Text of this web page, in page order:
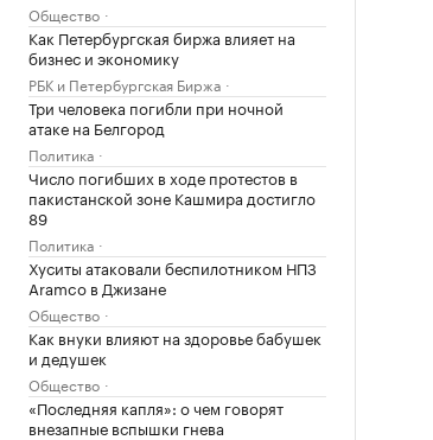
Общество
Как Петербургская биржа влияет на
бизнес и экономику
РБК и Петербургская Биржа
Три человека погибли при ночной
атаке на Белгород
Политика
Число погибших в ходе протестов в
пакистанской зоне Кашмира достигло
89
Политика
Хуситы атаковали беспилотником НПЗ
Aramco в Джизане
Общество
Как внуки влияют на здоровье бабушек
и дедушек
Общество
«Последняя капля»: о чем говорят
внезапные вспышки гнева